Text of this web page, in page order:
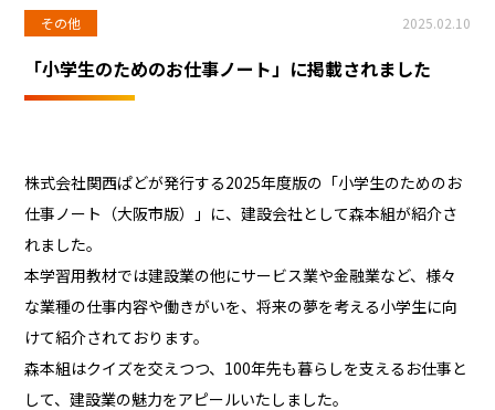
その他 2025.02.10
「小学生のためのお仕事ノート」に掲載されました
株式会社関西ぱどが発行する2025年度版の「小学生のためのお
仕事ノート（大阪市版）」に、建設会社として森本組が紹介さ
れました。
本学習用教材では建設業の他にサービス業や金融業など、様々
な業種の仕事内容や働きがいを、将来の夢を考える小学生に向
けて紹介されております。
森本組はクイズを交えつつ、100年先も暮らしを支えるお仕事と
して、建設業の魅力をアピールいたしました。